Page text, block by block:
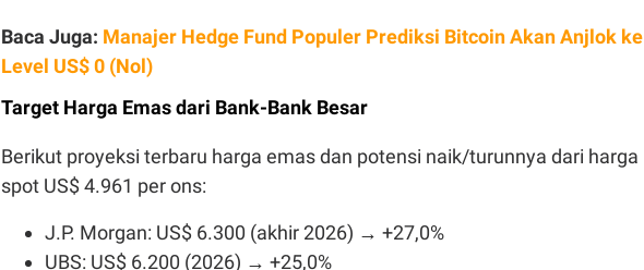
Baca Juga: Manajer Hedge Fund Populer Prediksi Bitcoin Akan Anjlok ke
Level US$ 0 (Nol)
Target Harga Emas dari Bank-Bank Besar
Berikut proyeksi terbaru harga emas dan potensi naik/turunnya dari harga
spot US$ 4.961 per ons:
J.P. Morgan: US$ 6.300 (akhir 2026) → +27,0%
UBS: US$ 6.200 (2026) → +25,0%